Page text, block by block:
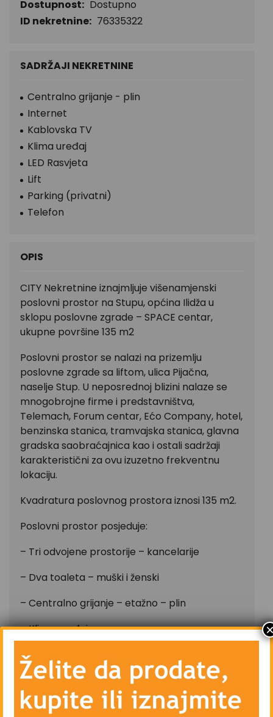
Dostupnost: Dostupno
ID nekretnine: 76335322
SADRŽAJI NEKRETNINE
Centralno grijanje - plin
Internet
Kablovska TV
Klima uređaj
LED Rasvjeta
Lift
Parking (privatni)
Telefon
OPIS
CITY Nekretnine iznajmljuje višenamjenski
poslovni prostor na Stupu, općina Ilidža u
sklopu poslovne zgrade – SPACE centar,
ukupne površine 135 m2
Poslovni prostor se nalazi na prizemlju
poslovne zgrade sa liftom, ulica Pijačna,
naselje Stup. U neposrednoj blizini nalaze se
mnogobrojne firme i predstavništva,
Telemach, Forum centar, Ećo Company, hotel,
benzinska stanica, tramvajska stanica, glavna
gradska saobraćajnica kao i ostali sadržaji
karakteristični za ovu izuzetno frekventnu
lokaciju.
Kvadratura poslovnog prostora iznosi 135 m2.
Poslovni prostor posjeduje:
– Tri odvojene prostorije – kancelarije
– Dva toaleta – muški i ženski
– Centralno grijanje – etažno – plin
– Klima uređaj
– Priključke telefona, kablovske televizije i
interneta
– Parking ispred zgrade – privatni